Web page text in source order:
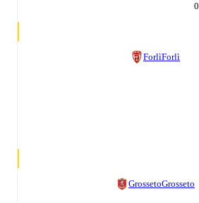
0
ForlìForlì
GrossetoGrosseto